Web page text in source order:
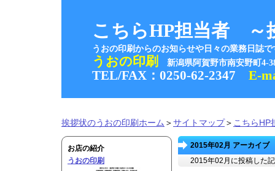
こちらHP担当者 ～
うおの印刷からのお知らせや日々の業務日誌で
うおの印刷 新潟県阿賀野市南安野町
TEL/FAX：0250-62-2347 E-
挨拶状のうおの印刷ホーム ＞サイトマップ＞ こちらHP
2015年02月 アーカイブ
2015年02月に投稿した
お店の紹介
うおの印刷